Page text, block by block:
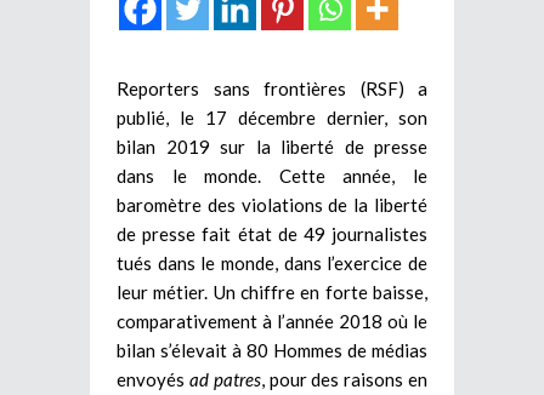
Reporters sans frontières (RSF) a
publié, le 17 décembre dernier, son
bilan 2019 sur la liberté de presse
dans le monde. Cette année, le
baromètre des violations de la liberté
de presse fait état de 49 journalistes
tués dans le monde, dans l’exercice de
leur métier. Un chiffre en forte baisse,
comparativement à l’année 2018 où le
bilan s’élevait à 80 Hommes de médias
envoyés ad patres, pour des raisons en